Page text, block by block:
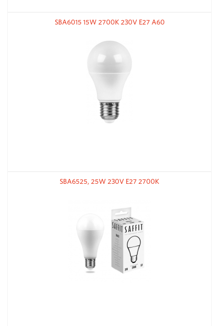
SBA6015 15W 2700K 230V E27 A60
SBA6525, 25W 230V E27 2700K